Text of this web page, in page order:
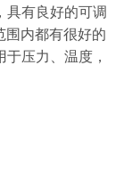
具有良好的可调
内都有很好的
压力、温度，